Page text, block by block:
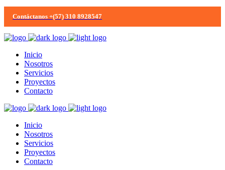
Contáctanos +(57) 310 8928547
Inicio
Nosotros
Servicios
Proyectos
Contacto
Inicio
Nosotros
Servicios
Proyectos
Contacto